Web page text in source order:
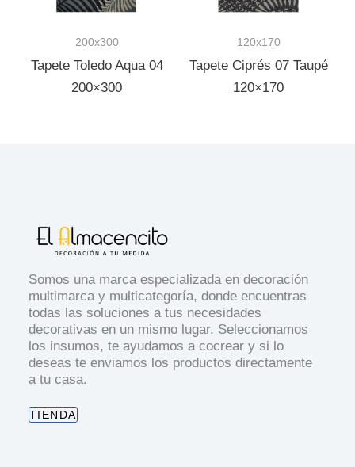
200x300
Tapete Toledo Aqua 04
200×300
120x170
Tapete Ciprés 07 Taupé
120×170
Somos una marca especializada en decoración
multimarca y multicategoría, donde encuentras
todas las soluciones a tus necesidades
decorativas en un mismo lugar. Seleccionamos
los insumos, te ayudamos a cocrear y si lo
deseas te enviamos los productos directamente
a tu casa.
TIENDA